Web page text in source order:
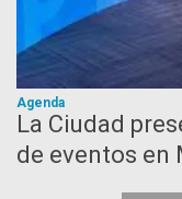
Agenda
La Ciudad
de eventos en